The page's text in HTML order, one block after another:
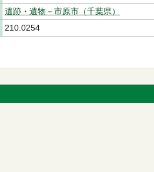
遺跡・遺物－市原市（千葉県）
210.0254